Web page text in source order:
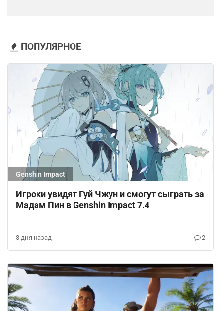
ПОПУЛЯРНОЕ
Genshin Impact
Игроки увидят Гуй Чжун и смогут сыграть за
Мадам Пин в Genshin Impact 7.4
3 дня назад 2